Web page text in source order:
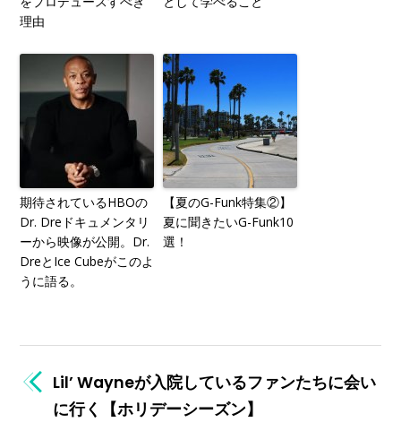
理由
期待されているHBOの
Dr. Dreドキュメンタリ
ーから映像が公開。Dr.
DreとIce Cubeがこのよ
うに語る。
【夏のG-Funk特集②】
夏に聞きたいG-Funk10
選！
Lil’ Wayneが入院しているファンたちに会い
に行く【ホリデーシーズン】